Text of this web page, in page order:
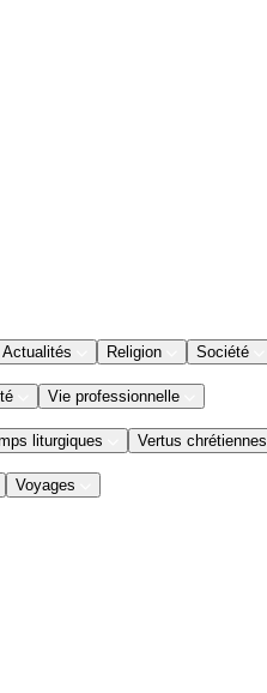
Religion Société
Vie professionnelle
liturgiques Vertus chrétiennes
Voyages